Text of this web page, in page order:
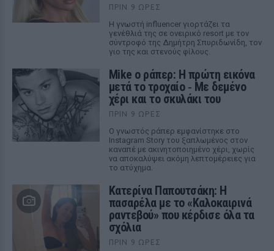
ΠΡΙΝ 9 ΏΡΕΣ
Η γνωστή influencer γιορτάζει τα
γενέθλιά της σε ονειρικό resort με τον
σύντροφό της Δημήτρη Σπυριδωνίδη, τον
γιο της και στενούς φίλους.
Mike ο ράπερ: Η πρώτη εικόνα
μετά το τροχαίο ‑ Με δεμένο
χέρι και το σκυλάκι του
ΠΡΙΝ 9 ΏΡΕΣ
Ο γνωστός ράπερ εμφανίστηκε στο
Instagram Story του ξαπλωμένος στον
καναπέ με ακινητοποιημένο χέρι, χωρίς
να αποκαλύψει ακόμη λεπτομέρειες για
το ατύχημα.
Κατερίνα Παπουτσάκη: Η
πασαρέλα με το «Καλοκαιρινά
ραντεβού» που κέρδισε όλα τα
σχόλια
ΠΡΙΝ 9 ΏΡΕΣ